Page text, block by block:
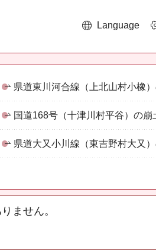
Language
県道東川河合線（上北山村小橡
国道168号（十津川村平谷）の
県道大又小川線（東吉野村大又
ません。